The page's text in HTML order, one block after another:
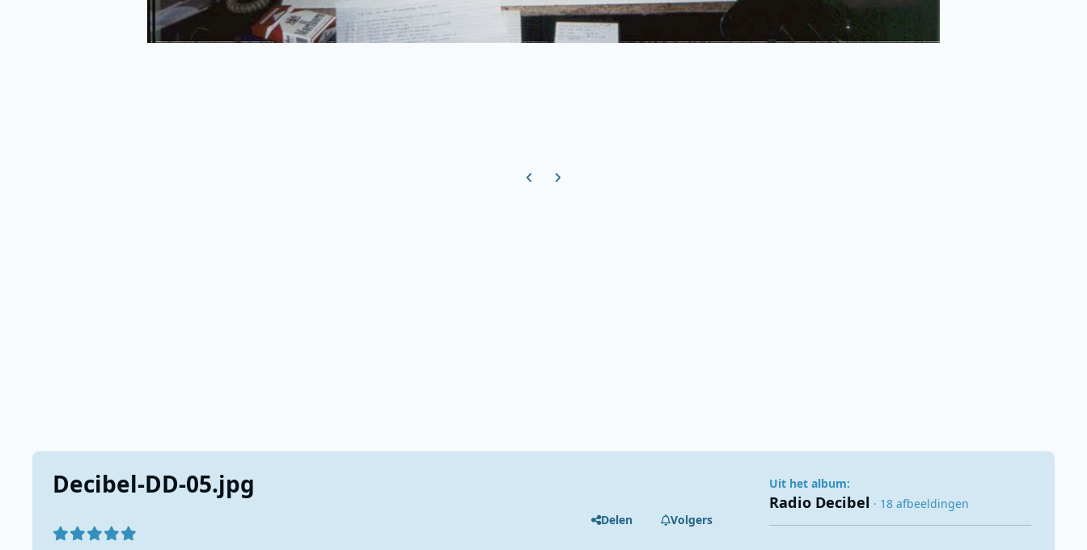
Previous carousel slide
Next carousel slide
Decibel-DD-05.jpg
Delen Volgers
Uit het album:
Radio Decibel · 18 afbeeldingen